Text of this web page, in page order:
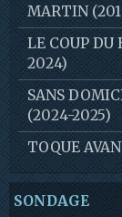
MARTIN
LE COUP
2024)
SANS
(2024-2025)
TOQUE
SONDAGE